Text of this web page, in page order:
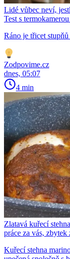
Lidé vůbec neví,
Test s
Ráno je třicet
Zodpovime.cz
dnes, 05:07
4 min
Zlatavá kuřecí
práce za vás, zbytek
Kuřecí stehna